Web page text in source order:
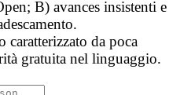
B) avances insistenti e
caratterizzato da poca
gratuita nel linguaggio.